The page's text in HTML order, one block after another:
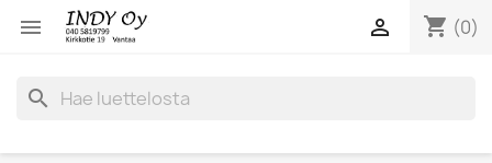
 shopping_cart (0)

search